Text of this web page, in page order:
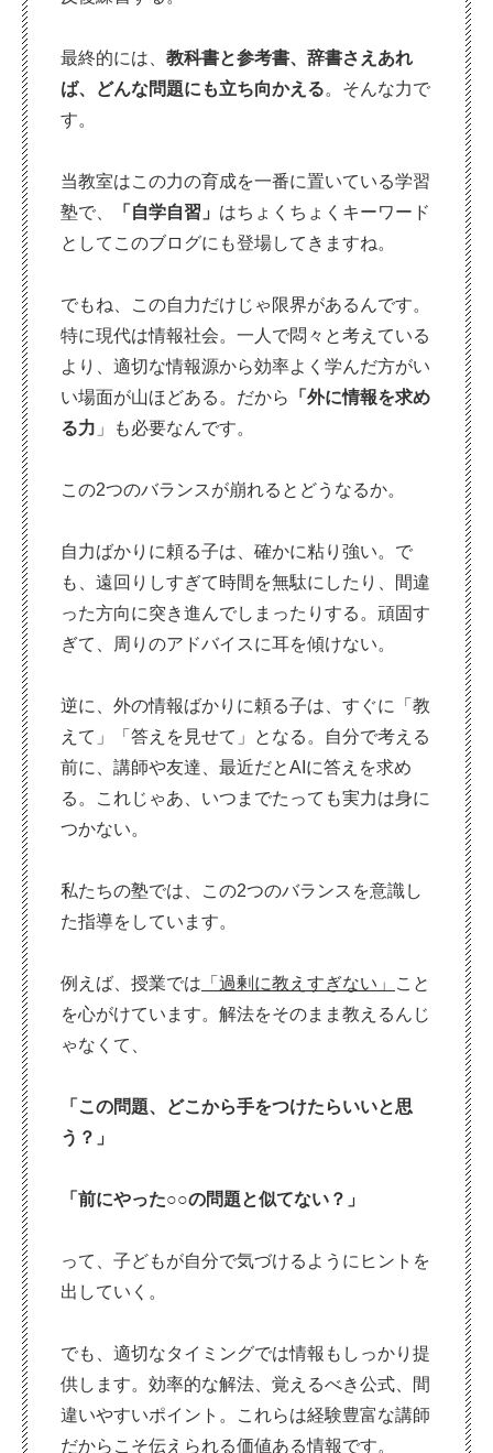
最終的には、 教科書と参考書、辞書さえあれ
ば、どんな問題にも立ち向かえる。そんな力で
す。
当教室はこの力の育成を一番に置いている学習
塾で、
「 自学自習」 はちょくちょくキーワード
としてこのブログにも登場してきますね。
でもね、この自力だけじゃ限界があるんです。
特に現代は情報社会。一人で悶々と考えている
より、適切な情報源から効率よく学んだ方がい
い場面が山ほどある。だから
「外に情報を求め
る力 」も必要なんです。
この2つのバランスが崩れるとどうなるか。
自力ばかりに頼る子は、確かに粘り強い。で
も、遠回りしすぎて時間を無駄にしたり、間違
った方向に突き進んでしまったりする。頑固す
ぎて、周りのアドバイスに耳を傾けない。
逆に、外の情報ばかりに頼る子は、すぐに「教
えて」「答えを見せて」となる。自分で考える
前に、講師や友達、最近だとAIに答えを求め
る。これじゃあ、いつまでたっても実力は身に
つかない。
私たちの塾では、この2つのバランスを意識し
た指導をしています。
例えば、授業では 「過剰に教えすぎない」
こと
を心がけています。解法をそのまま教えるんじ
ゃなくて、
「この問題、どこから手をつけたらいいと思
う？」
「前にやった○○の問題と似てない？」
って、子どもが自分で気づけるようにヒントを
出していく。
でも、適切なタイミングでは情報もしっかり提
供します。効率的な解法、覚えるべき公式、間
違いやすいポイント。これらは経験豊富な講師
だからこそ伝えられる価値ある情報です。